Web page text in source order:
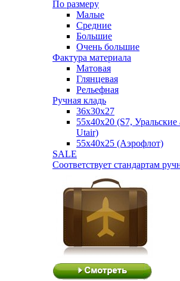
По размеру
Малые
Средние
Большие
Очень большие
Фактура материала
Матовая
Глянцевая
Рельефная
Ручная кладь
36х30x27
55х40х20 (S7,
Utair)
55х40х25 (Аэрофлот)
SALE
Соответствует стандартам